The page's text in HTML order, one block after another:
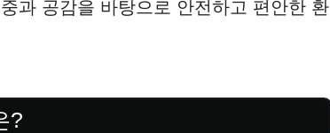
과 공감을 바탕으로 안전하고 편안한 환
?